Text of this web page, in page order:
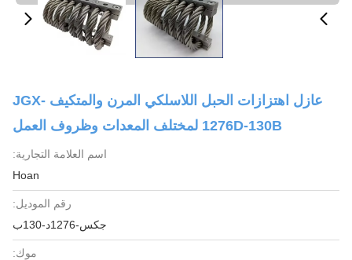
عازل اهتزازات الحبل اللاسلكي المرن والمتكيف JGX-
1276D-130B لمختلف المعدات وظروف العمل
اسم العلامة التجارية:
Hoan
رقم الموديل:
جكس-1276د-130ب
موك: